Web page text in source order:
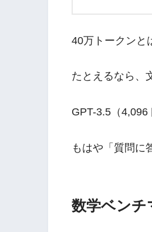
40万トークンと
たとえるなら、
GPT-3.5（4,096
もはや「質問に
数学ベンチ